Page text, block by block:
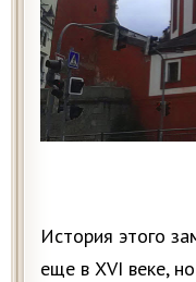
История этого
еще в XVI веке,